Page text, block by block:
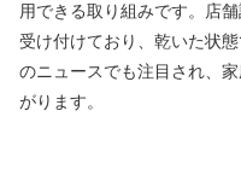
用できる取り組みです。店
受け付けており、乾いた状
のニュースでも注目され、
がります。